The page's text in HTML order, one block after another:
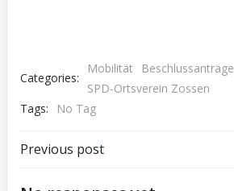
Categories:
Mobilität
Beschlussanträge
SPD-Ortsverein Zossen
Tags:
No Tag
Post
Previous post